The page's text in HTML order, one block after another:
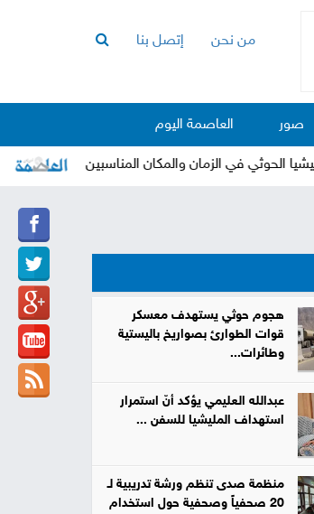
أخبار
تقارير
وتحليلات
حقوق
وحريات
سوشيال
كتابات
فيديوهات
من نحن إتصل بنا
صور العاصمة اليوم
في الزمان والمكان المناسبين
هجوم حوثي يستهدف معسكر
قوات الطوارئ بصواريخ باليستية
وطائرات...
عبدالله العليمي يؤكد أنّ استمرار
استهداف المليشيا للسفن ...
منظمة صدى تنظم ورشة تدريبية لـ
20 صحفياً وصحفية حول استخدام